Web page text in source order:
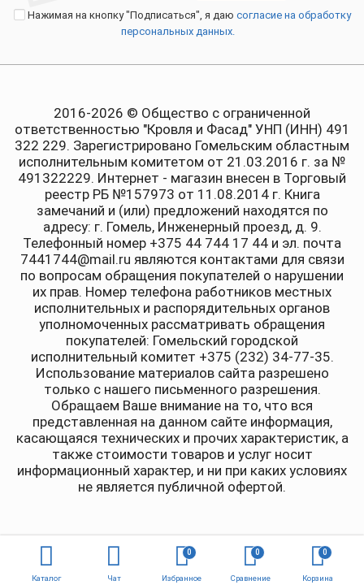
Каталог Чат Избранное
0
Сравнение
0
Корзина
0
Нажимая на кнопку "Подписаться", я даю согласие на обработку
персональных данных.
2016-2026 © Общество с ограниченной
ответственностью "Кровля и Фасад" УНП (ИНН) 491
322 229. Зарегистрировано Гомельским областным
исполнительным комитетом от 21.03.2016 г. за №
491322229. Интернет - магазин внесен в Торговый
реестр РБ №157973 от 11.08.2014 г. Книга
замечаний и (или) предложений находятся по
адресу: г. Гомель, Инженерный проезд, д. 9.
Телефонный номер +375 44 744 17 44 и эл. почта
7441744@mail.ru являются контактами для связи
по вопросам обращения покупателей о нарушении
их прав. Номер телефона работников местных
исполнительных и распорядительных органов
уполномоченных рассматривать обращения
покупателей: Гомельский городской
исполнительный комитет +375 (232) 34-77-35.
Использование материалов сайта разрешено
только с нашего письменного разрешения.
Обращаем Ваше внимание на то, что вся
представленная на данном сайте информация,
касающаяся технических и прочих характеристик, а
также стоимости товаров и услуг носит
информационный характер, и ни при каких условиях
не является публичной офертой.